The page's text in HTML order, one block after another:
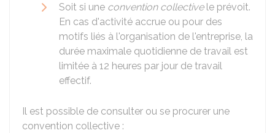
Soit si une convention collectivele prévoit.
En cas d'activité accrue ou pour des
motifs liés à l'organisation de l'entreprise, la
durée maximale quotidienne de travail est
limitée à 12 heures par jour de travail
effectif.
Il est possible de consulter ou se procurer une
convention collective :